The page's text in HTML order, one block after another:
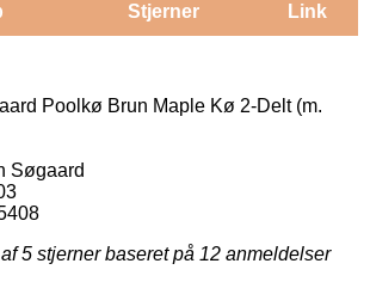
Stjerner Link
Poolkø Brun Maple Kø 2-Delt (m.
Søgaard
5 stjerner baseret på 12 anmeldelser